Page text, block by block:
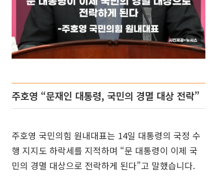
주호영 “문재인 대통령, 국민의 경멸 대상 전락”
주호영 국민의힘 원내대표는 14일 대통령의 국정 수
행 지지도 하락세를 지적하며 “문 대통령이 이제 국
민의 경멸 대상으로 전락하게 된다”고 말했습니다.